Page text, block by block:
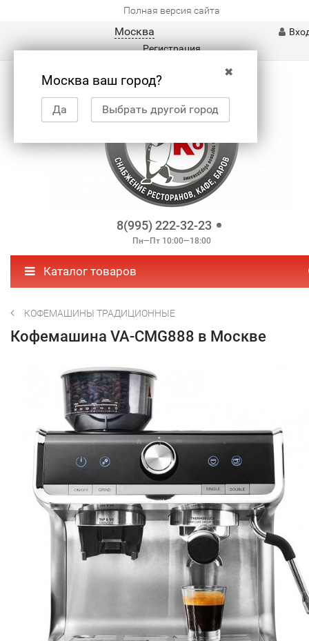
Полная версия сайта
Москва
✖
Москва ваш город?
Да Выбрать другой город
Регистрация
8(995) 222-32-23
Пн—Пт 10:00—18:00
Каталог товаров
КОФЕМАШИНЫ ТРАДИЦИОННЫЕ
Кофемашина VA-CMG888 в Москве